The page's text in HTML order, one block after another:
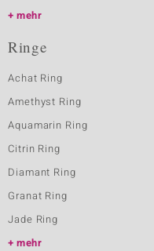
mehr
Ringe
Achat Ring
Amethyst Ring
Aquamarin Ring
Citrin Ring
Diamant Ring
Granat Ring
Jade Ring
mehr